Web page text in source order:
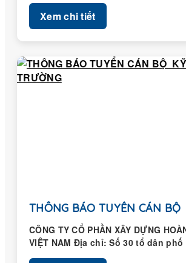
Xem chi tiết
CÔNG TY CỔ PHẦN XÂY DỰNG
VIỆT NAM Địa chỉ: Số 30 tổ dân